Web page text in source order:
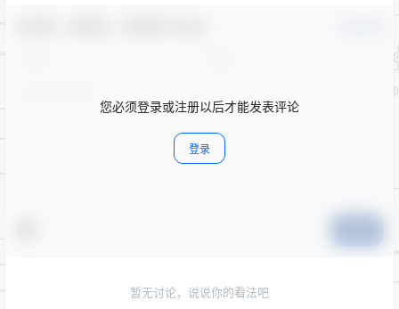
您必须登录或注册以后才能发表评论
登录
暂无讨论，说说你的看法吧